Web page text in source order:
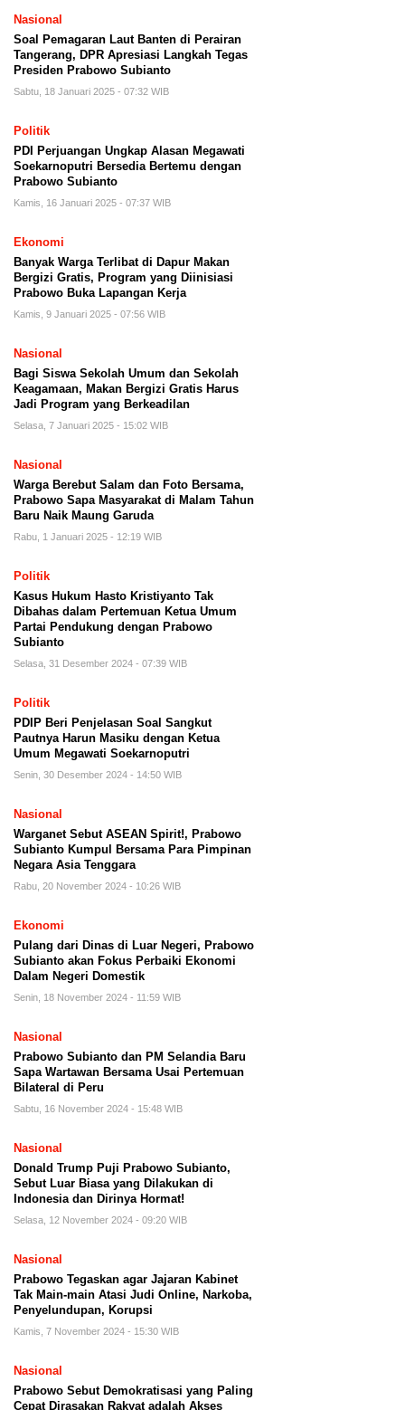
Nasional
Soal Pemagaran Laut Banten di Perairan
Tangerang, DPR Apresiasi Langkah Tegas
Presiden Prabowo Subianto
Sabtu, 18 Januari 2025 - 07:32 WIB
Politik
PDI Perjuangan Ungkap Alasan Megawati
Soekarnoputri Bersedia Bertemu dengan
Prabowo Subianto
Kamis, 16 Januari 2025 - 07:37 WIB
Ekonomi
Banyak Warga Terlibat di Dapur Makan
Bergizi Gratis, Program yang Diinisiasi
Prabowo Buka Lapangan Kerja
Kamis, 9 Januari 2025 - 07:56 WIB
Nasional
Bagi Siswa Sekolah Umum dan Sekolah
Keagamaan, Makan Bergizi Gratis Harus
Jadi Program yang Berkeadilan
Selasa, 7 Januari 2025 - 15:02 WIB
Nasional
Warga Berebut Salam dan Foto Bersama,
Prabowo Sapa Masyarakat di Malam Tahun
Baru Naik Maung Garuda
Rabu, 1 Januari 2025 - 12:19 WIB
Politik
Kasus Hukum Hasto Kristiyanto Tak
Dibahas dalam Pertemuan Ketua Umum
Partai Pendukung dengan Prabowo
Subianto
Selasa, 31 Desember 2024 - 07:39 WIB
Politik
PDIP Beri Penjelasan Soal Sangkut
Pautnya Harun Masiku dengan Ketua
Umum Megawati Soekarnoputri
Senin, 30 Desember 2024 - 14:50 WIB
Nasional
Warganet Sebut ASEAN Spirit!, Prabowo
Subianto Kumpul Bersama Para Pimpinan
Negara Asia Tenggara
Rabu, 20 November 2024 - 10:26 WIB
Ekonomi
Pulang dari Dinas di Luar Negeri, Prabowo
Subianto akan Fokus Perbaiki Ekonomi
Dalam Negeri Domestik
Senin, 18 November 2024 - 11:59 WIB
Nasional
Prabowo Subianto dan PM Selandia Baru
Sapa Wartawan Bersama Usai Pertemuan
Bilateral di Peru
Sabtu, 16 November 2024 - 15:48 WIB
Nasional
Donald Trump Puji Prabowo Subianto,
Sebut Luar Biasa yang Dilakukan di
Indonesia dan Dirinya Hormat!
Selasa, 12 November 2024 - 09:20 WIB
Nasional
Prabowo Tegaskan agar Jajaran Kabinet
Tak Main-main Atasi Judi Online, Narkoba,
Penyelundupan, Korupsi
Kamis, 7 November 2024 - 15:30 WIB
Nasional
Prabowo Sebut Demokratisasi yang Paling
Cepat Dirasakan Rakyat adalah Akses